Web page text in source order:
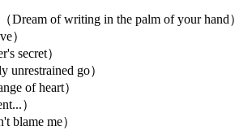
of writing in the palm of your hand）
）
secret）
go）
of heart）
）
blame me）